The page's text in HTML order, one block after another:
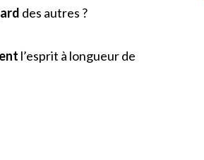
des autres ?
l’esprit à longueur de